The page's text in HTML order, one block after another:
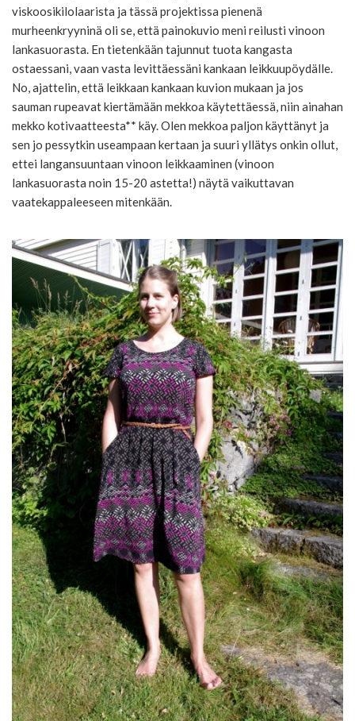
viskoosikilolaarista ja tässä projektissa pienenä
murheenkryyninä oli se, että painokuvio meni reilusti vinoon
lankasuorasta. En tietenkään tajunnut tuota kangasta
ostaessani, vaan vasta levittäessäni kankaan leikkuupöydälle.
No, ajattelin, että leikkaan kankaan kuvion mukaan ja jos
sauman rupeavat kiertämään mekkoa käytettäessä, niin ainahan
mekko kotivaatteesta** käy. Olen mekkoa paljon käyttänyt ja
sen jo pessytkin useampaan kertaan ja suuri yllätys onkin ollut,
ettei langansuuntaan vinoon leikkaaminen (vinoon
lankasuorasta noin 15-20 astetta!) näytä vaikuttavan
vaatekappaleeseen mitenkään.